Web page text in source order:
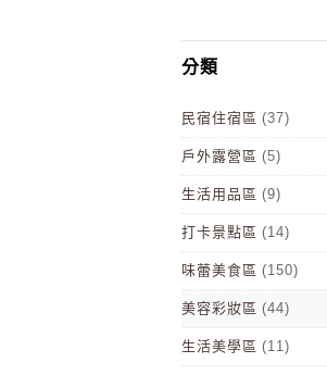
分類
民宿住宿區 (37)
戶外露營區 (5)
生活用品區 (9)
打卡景點區 (14)
味蕾美食區 (150)
美容彩妝區 (44)
生活美學區 (11)